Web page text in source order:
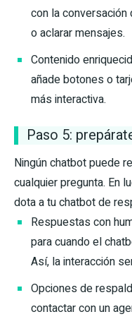
con la conversación
o aclarar mensajes.
Contenido
añade botones o
más interactiva.
Paso 5:
Ningún chatbot puede
cualquier pregunta. En
dota a tu chatbot de
Respuestas con
para cuando el
Así, la interacción
Opciones de
contactar con un